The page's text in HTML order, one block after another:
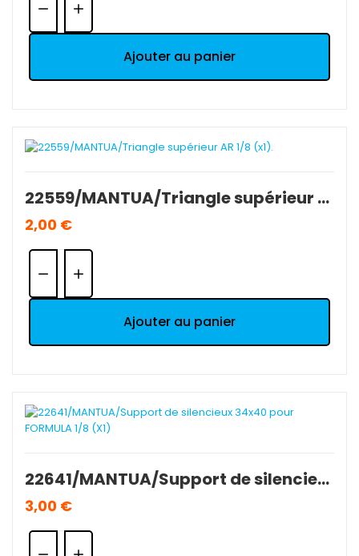
Ajouter au panier
22559/MANTUA/Triangle supérieur AR 1/8 (x1).
2,00 €
Quantité:
Ajouter au panier
22641/MANTUA/Support de silencieux 34x40 pour FORMULA 1/8 (X1)
3,00 €
Quantité: